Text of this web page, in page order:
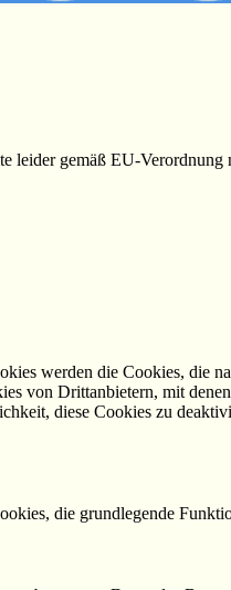
leider gemäß EU-Verordnung
werden die Cookies, die
von Drittanbietern, mit
diese Cookies zu
die grundlegende